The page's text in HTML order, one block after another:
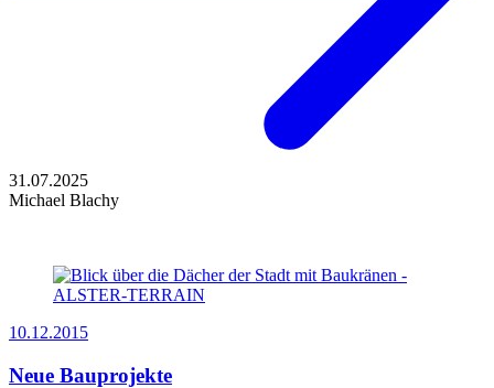
31.07.2025
Michael Blachy
10.12.2015
Neue Bauprojekte